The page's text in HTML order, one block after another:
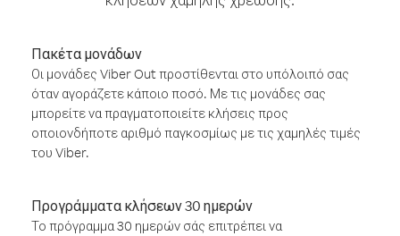
Πακέτα μονάδων
Οι μονάδες Viber Out προστίθενται στο υπόλοιπό σας
όταν αγοράζετε κάποιο ποσό. Με τις μονάδες σας
μπορείτε να πραγματοποιείτε κλήσεις προς
οποιονδήποτε αριθμό παγκοσμίως με τις χαμηλές τιμές
του Viber.
Προγράμματα κλήσεων 30 ημερών
Το πρόγραμμα 30 ημερών σάς επιτρέπει να